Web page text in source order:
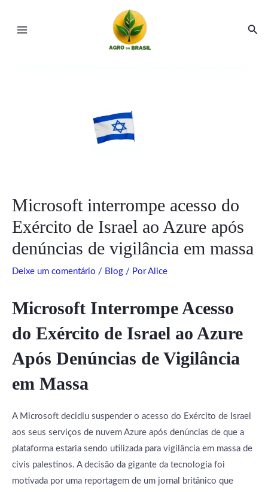
Menu
Microsoft interrompe acesso do
Exército de Israel ao Azure após
denúncias de vigilância em massa
Deixe um comentário / Blog / PorAlice
Microsoft Interrompe Acesso
do Exército de Israel ao Azure
Após Denúncias de Vigilância
em Massa
A Microsoft decidiu suspender o acesso do Exército de Israel
aos seus serviços de nuvem Azure após denúncias de que a
plataforma estaria sendo utilizada para vigilância em massa de
civis palestinos. A decisão da gigante da tecnologia foi
motivada por uma reportagem de um jornal britânico que